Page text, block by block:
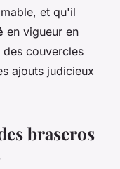
et qu'il
en vigueur en
des couvercles
ajouts judicieux
braseros